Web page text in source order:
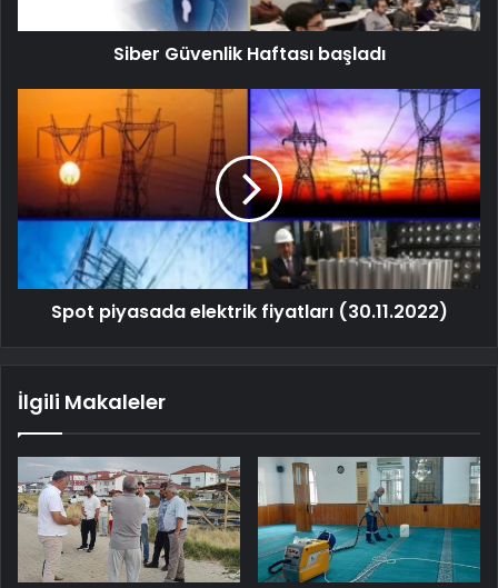
Siber Güvenlik Haftası başladı
Spot piyasada elektrik fiyatları (30.11.2022)
İlgili Makaleler